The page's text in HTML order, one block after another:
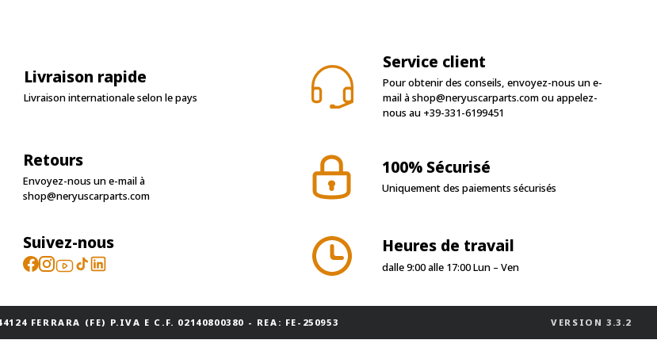
Livraison rapide
Livraison internationale selon le pays
Service client
Pour obtenir des conseils, envoyez-nous un e-
mail àshop@neryuscarparts.comou appelez-
nous au +39-331-6199451
Retours
Envoyez-nous un e-mail à
shop@neryuscarparts.com
100% Sécurisé
Uniquement des paiements sécurisés
Suivez-nous Heures de travail
dalle 9:00 alle 17:00 Lun – Ven
FERRARA (FE) P.IVA E C.F. 02140800380 - REA: FE-250953 VERSION 3.3.2